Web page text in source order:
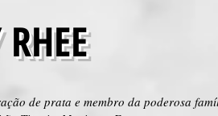
de prata e membro da poderosa